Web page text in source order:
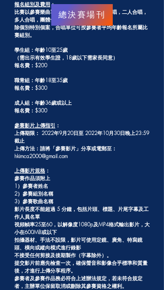
報名組別及費用：
比賽以參賽樂曲單位計算為一組（包括：獨唱，二人合唱，
多人合唱，團體合唱）。
除個別特別個案，合唱單位可按參賽者平均年齡報名所屬比
賽組別。
學生組：年齡10至25歲
（需出示有效學生證，18歲以下需家長同意）
報名費：$200
職青組：年齡18至35歲
報名費：$300
成人組：年齡36歲或以上
報名費：$300
參賽影片上傳指引 ：
上傳期限： 2022年9月20日至 2022年10月30日晚上23:59
截止
上傳方法：請將「參賽影片」分享或電郵至：
hkimca2000@gmail.com
​上傳影片規格 ：
參賽作品須附上
1）參賽者姓名
2）參賽組別名稱
3）參賽歌曲名稱
影片長度不能超過 5 分鐘，包括片頭、標題、片尾字幕及工
作人員名單
視頻幀率25至60，以解像度1080p及MP4格式輸出影片，大
小在600MB或以下
拍攝器材、手法不設限，影片可使用定鏡、廣角、特寫鏡
頭、橫向或縱向模式進行錄影
不接受任何剪接及後期製作（字幕除外）。
提交影片前應先檢查一次，確保聲音和影像合乎標準和質量
後，才進行上傳分享程序。
參賽者及參賽作品務必符合上述辦法規定，若未符合規定
者，主辦單位保留取消或刪除其參賽資格之權利。
總決賽場刊